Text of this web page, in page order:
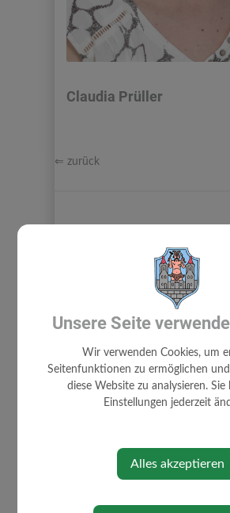
Claudia Prüller
⇐ zurück
AMTSSIGNATUR
GEMEINDERAT
MITARBEITER
WAHLEN
KINDERGARTEN
Unsere Seite
Wir verwenden Cookies, um
Seitenfunktionen zu ermöglichen
diese Website zu analysieren.
Einstellungen jederzeit
Alles akzeptieren